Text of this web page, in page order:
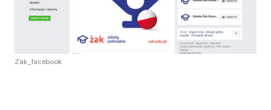
Zak_facebook